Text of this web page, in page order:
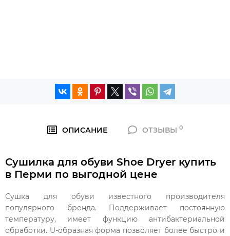
ОПИСАНИЕ ОТЗЫВЫ0
Сушилка для обуви Shoe Dryer купить
в Перми по выгодной цене
Сушка для обуви известного производителя
популярного бренда. Поддерживает постоянную
температуру, имеет функцию антибактериальной
обработки. U-образная форма позволяет более быстро и